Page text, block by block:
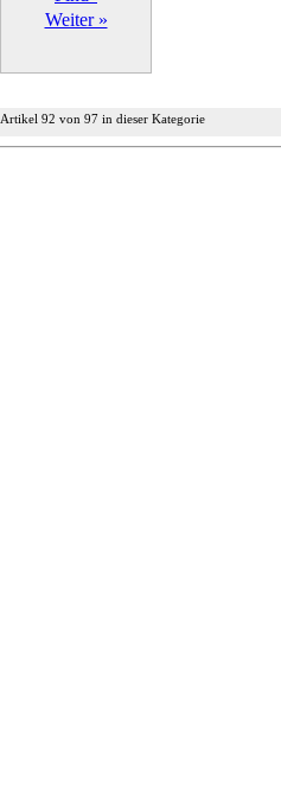
Weiter »
Artikel 92 von 97 in dieser Kategorie